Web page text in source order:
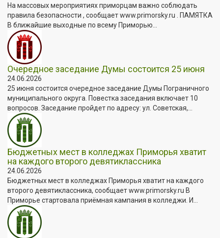
На массовых мероприятиях приморцам важно соблюдать
правила безопасности , сообщает www.primorsky.ru . ПАМЯТКА
В ближайшие выходные по всему Приморью...
Очередное заседание Думы состоится 25 июня
24.06.2026
25 июня состоится очередное заседание Думы Пограничного
муниципального округа. Повестка заседания включает 10
вопросов. Заседание пройдет по адресу: ул. Советская,...
Бюджетных мест в колледжах Приморья хватит
на каждого второго девятиклассника
24.06.2026
Бюджетных мест в колледжах Приморья хватит на каждого
второго девятиклассника, сообщает www.primorsky.ru В
Приморье стартовала приёмная кампания в колледжи. И...